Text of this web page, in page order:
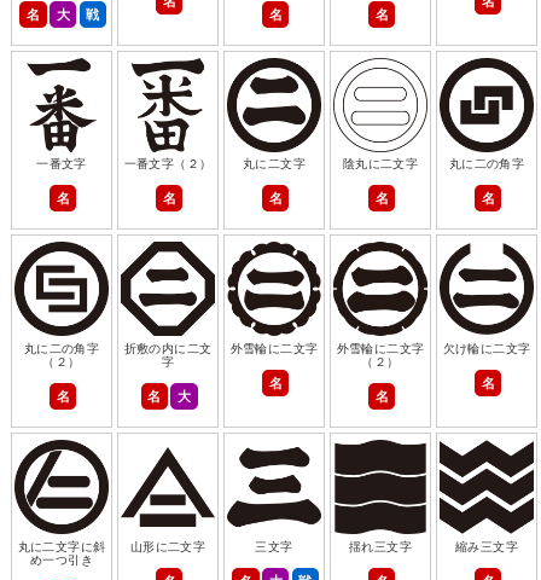
名 大 戦 名 名
一番文字
名
一番文字（２）
名
丸に二文字
名
陰丸に二文字
名
丸に二の角字
名
丸に二の角字
（２）
名
折敷の内に二文
字
名 大
外雪輪に二文字
名
外雪輪に二文字
（２）
名
欠け輪に二文字
名
丸に二文字に斜
め一つ引き
山形に二文字 三文字 揺れ三文字 縮み三文字